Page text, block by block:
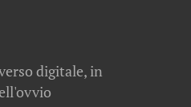
digitale, in